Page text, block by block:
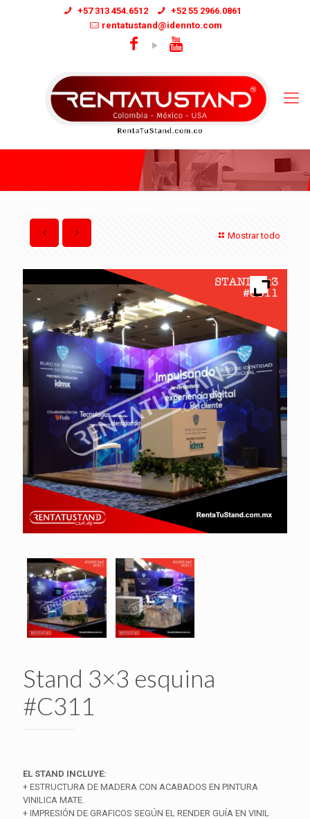
+57 313 454.6512
+52 55 2966.0861
rentatustand@idennto.com
Mostrar todo
Stand 3×3 esquina
#C311
EL STAND INCLUYE:
+ ESTRUCTURA DE MADERA CON ACABADOS EN PINTURA
VINILICA MATE.
+ IMPRESIÓN DE GRAFICOS SEGÚN EL RENDER GUÍA EN VINIL